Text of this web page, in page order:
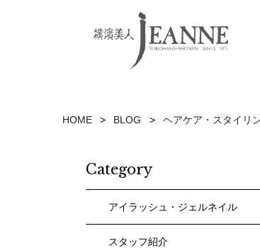
HOME BLOG ヘアケア・スタイリ
Category
アイラッシュ・ジェルネイル
スタッフ紹介